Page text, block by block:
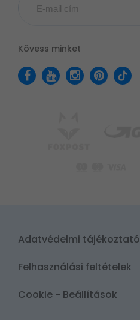
Kövess minket
Adatvédelmi tájékoztató
Felhasználási feltételek
Cookie - Beállítások